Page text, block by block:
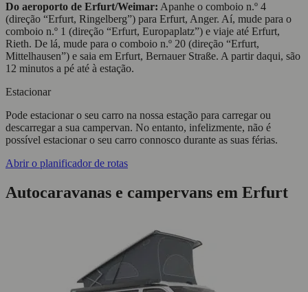
Do aeroporto de Erfurt/Weimar: Apanhe o comboio n.º 4
(direção “Erfurt, Ringelberg”) para Erfurt, Anger. Aí, mude para o
comboio n.º 1 (direção “Erfurt, Europaplatz”) e viaje até Erfurt,
Rieth. De lá, mude para o comboio n.º 20 (direção “Erfurt,
Mittelhausen”) e saia em Erfurt, Bernauer Straße. A partir daqui, são
12 minutos a pé até à estação.
Estacionar
Pode estacionar o seu carro na nossa estação para carregar ou
descarregar a sua campervan. No entanto, infelizmente, não é
possível estacionar o seu carro connosco durante as suas férias.
Abrir o planificador de rotas
Autocaravanas e campervans em Erfurt